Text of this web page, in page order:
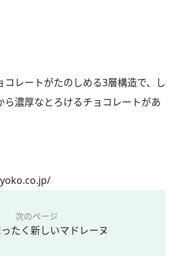
レートがたのしめる3層構造で、し
ら濃厚なとろけるチョコレートがあ
次のページ
たく新しいマドレーヌ